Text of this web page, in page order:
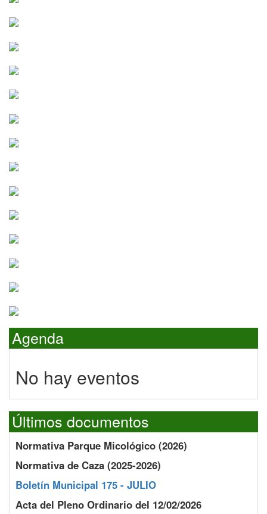
Agenda
No hay eventos
Últimos documentos
Normativa Parque Micológico (2026)
Normativa de Caza (2025-2026)
Boletín Municipal 175 - JULIO
Acta del Pleno Ordinario del 12/02/2026